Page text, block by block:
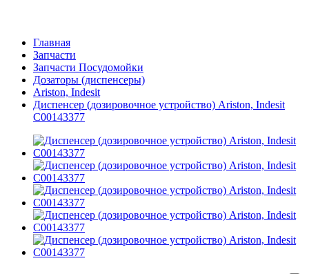
Главная
Запчасти
Запчасти Посудомойки
Дозаторы (диспенсеры)
Ariston, Indesit
Диспенсер (дозировочное устройство) Ariston, Indesit
C00143377